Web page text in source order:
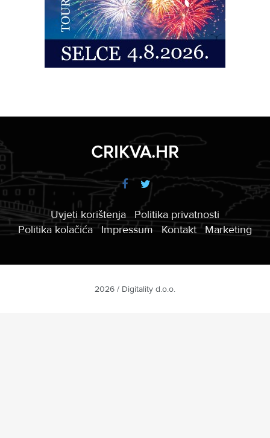
CRIKVA.HR
Uvjeti korištenja
Politika privatnosti
Politika kolačića
Impressum Kontakt Marketing
2026 / Digitality d.o.o.